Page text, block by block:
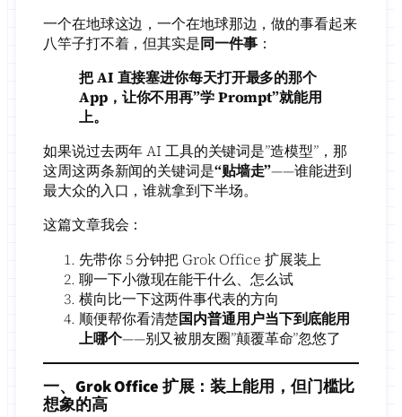
一个在地球这边，一个在地球那边，做的事看起来
八竿子打不着，但其实是同一件事：
把 AI 直接塞进你每天打开最多的那个
App，让你不用再”学 Prompt”就能用
上。
如果说过去两年 AI 工具的关键词是”造模型”，那
这周这两条新闻的关键词是“贴墙走”——谁能进到
最大众的入口，谁就拿到下半场。
这篇文章我会：
先带你 5 分钟把 Grok Office 扩展装上
聊一下小微现在能干什么、怎么试
横向比一下这两件事代表的方向
顺便帮你看清楚国内普通用户当下到底能用
上哪个——别又被朋友圈”颠覆革命”忽悠了
一、Grok Office 扩展：装上能用，但门槛比
想象的高